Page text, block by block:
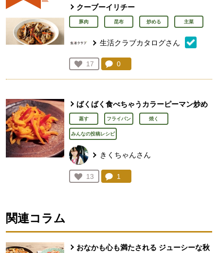
クーブーイリチー
豚肉 昆布 炒める 主菜
生活クラブカタログさん
お気に入り登録：
17
人が登録
コメント：
0
ばくばく食べちゃうカラーピーマン炒め
蒸す フライパン 焼く
みんなの投稿レシピ
きくちゃんさん
お気に入り登録：
13
人が登録
コメント：
1
関連コラム
おなかも心も満たされる ジューシーな秋